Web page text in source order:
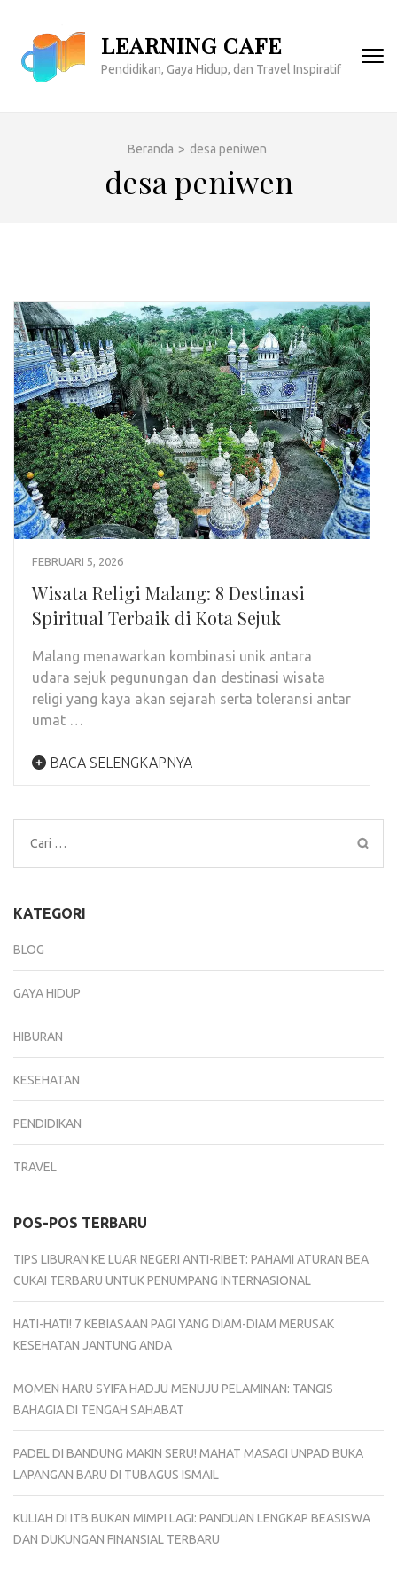
konten
(Tekan
LEARNING CAFE
Pendidikan, Gaya Hidup, dan Travel Inspiratif
Beranda > desa peniwen
desa peniwen
FEBRUARI 5, 2026
Wisata Religi Malang: 8 Destinasi
Spiritual Terbaik di Kota Sejuk
Malang menawarkan kombinasi unik antara
udara sejuk pegunungan dan destinasi wisata
religi yang kaya akan sejarah serta toleransi antar
umat …
BACA SELENGKAPNYA
Cari
untuk:
KATEGORI
BLOG
GAYA HIDUP
HIBURAN
KESEHATAN
PENDIDIKAN
TRAVEL
POS-POS TERBARU
TIPS LIBURAN KE LUAR NEGERI ANTI-RIBET: PAHAMI ATURAN BEA
CUKAI TERBARU UNTUK PENUMPANG INTERNASIONAL
HATI-HATI! 7 KEBIASAAN PAGI YANG DIAM-DIAM MERUSAK
KESEHATAN JANTUNG ANDA
MOMEN HARU SYIFA HADJU MENUJU PELAMINAN: TANGIS
BAHAGIA DI TENGAH SAHABAT
PADEL DI BANDUNG MAKIN SERU! MAHAT MASAGI UNPAD BUKA
LAPANGAN BARU DI TUBAGUS ISMAIL
KULIAH DI ITB BUKAN MIMPI LAGI: PANDUAN LENGKAP BEASISWA
DAN DUKUNGAN FINANSIAL TERBARU